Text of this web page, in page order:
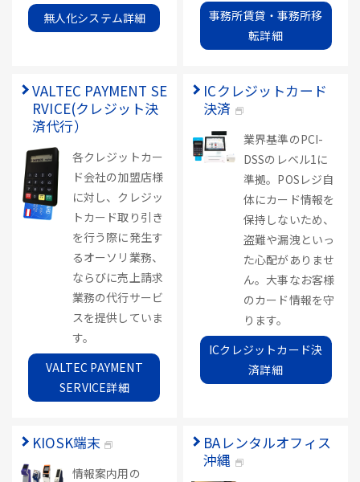
無人化システム詳細
事務所賃貸・事務所移
転詳細
VALTEC PAYMENT SE
RVICE(クレジット決
済代行）
各クレジットカー
ド会社の加盟店様
に対し、クレジッ
トカード取り引き
を行う際に発生す
るオーソリ業務、
ならびに売上請求
業務の代行サービ
スを提供していま
す。
VALTEC PAYMENT
SERVICE詳細
ICクレジットカード
決済
業界基準のPCI-
DSSのレベル1に
準拠。POSレジ自
体にカード情報を
保持しないため、
盗難や漏洩といっ
た心配がありませ
ん。大事なお客様
のカード情報を守
ります。
ICクレジットカード決
済詳細
KIOSK端末
情報案内用の
BAレンタルオフィス
沖縄